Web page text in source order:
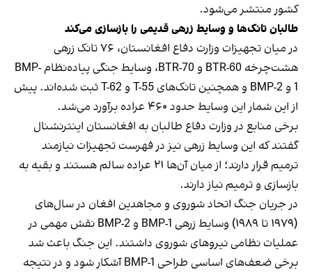
کشور منتشر می‌شود.
طالبان تانک‌ها و وسایط زرهی قدیمی را بازسازی می‌کند
در میان تجهیزات وزارت دفاع افغانستان، ۷۶ تانک زرهی
هشت‌چرخه BTR-60 و BTR-70، وسایط جنگی پیاده‌نظام BMP-
1 و BMP-2 و همچنین تانک‌های T-55 و T-62 ثبت شده‌اند. پیش
از این شمار این وسایط حدود ۴۶۰ عراده برآورد می‌شد.
برخی منابع در وزارت دفاع طالبان به افغانستان اینترنشنال
گفتند که این وسایط زرهی نیز در فهرست تجهیزات نیازمند
ترمیم قرار دارند؛ از میان آن‌ها ۲۱ عراده سالم هستند و بقیه به
بازسازی و ترمیم نیاز دارند.
در جریان جنگ اتحاد شوروی و مجاهدین افغان در سال‌های
(۱۹۷۹ تا ۱۹۸۹) وسایط زرهی BMP-1 و BMP-2 نقش مهمی در
عملیات نظامی نیروهای شوروی داشتند. این جنگ باعث شد
برخی ضعف‌های اساسی طراحی BMP-1 آشکار شود و در نتیجه